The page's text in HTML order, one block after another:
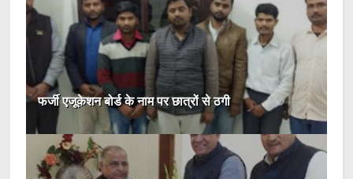
फर्जी एजूकेशन बोर्ड के नाम पर छात्रों से ठगी